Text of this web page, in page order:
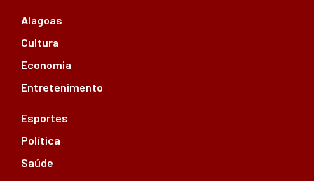
Alagoas
Cultura
Economia
Entretenimento
Esportes
Política
Saúde